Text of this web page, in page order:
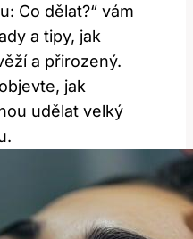
Co dělat?“ vám
a tipy, jak
a přirozený.
jak
udělat velký